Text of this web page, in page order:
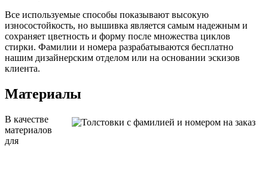
Все используемые способы показывают высокую
износостойкость, но вышивка является самым надежным и
сохраняет цветность и форму после множества циклов
стирки. Фамилии и номера разрабатываются бесплатно
нашим дизайнерским отделом или на основании эскизов
клиента.
Материалы
В качестве
материалов
для